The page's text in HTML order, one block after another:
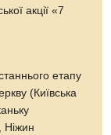
акції «7
етапу
(Київська
Ніжин